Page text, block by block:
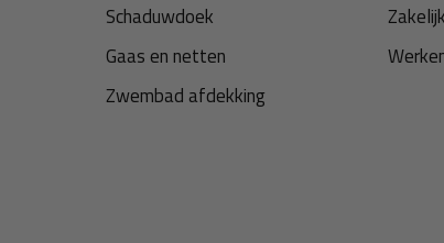
Schaduwdoek
Gaas en netten
Zwembad afdekking